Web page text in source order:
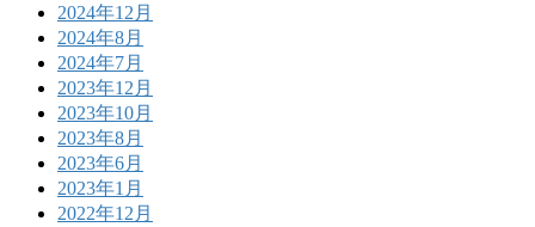
2024年12月
2024年8月
2024年7月
2023年12月
2023年10月
2023年8月
2023年6月
2023年1月
2022年12月